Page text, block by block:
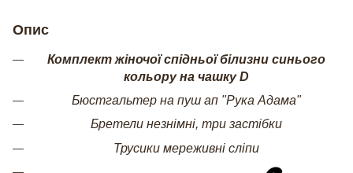
Опис
Комплект жіночої спідньої білизни синього
кольору на чашку D
Бюстгальтер на пуш ап "Рука Адама"
Бретели незнімні, три застібки
Трусики мереживні сліпи